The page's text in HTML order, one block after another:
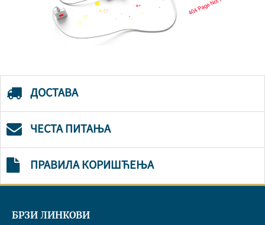
ДОСТАВА
ЧЕСТА ПИТАЊА
ПРАВИЛА КОРИШЋЕЊА
БРЗИ ЛИНКОВИ